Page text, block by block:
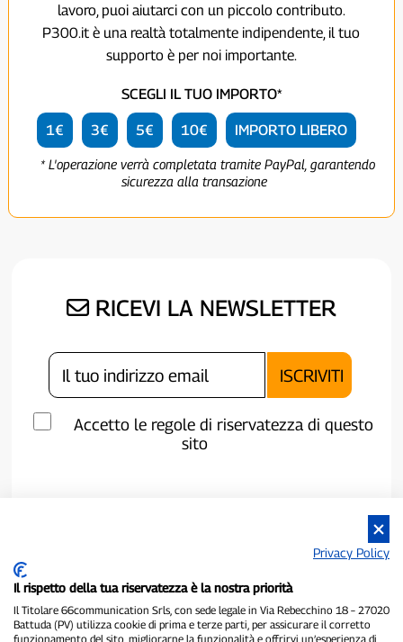
lavoro, puoi aiutarci con un piccolo contributo.
P300.it è una realtà totalmente indipendente, il tuo
supporto è per noi importante.
SCEGLI IL TUO IMPORTO*
1€ 3€ 5€ 10€ IMPORTO LIBERO
* L'operazione verrà completata tramite PayPal, garantendo
sicurezza alla transazione
RICEVI LA NEWSLETTER
Accetto le regole di riservatezza di questo
sito
Privacy Policy
Il rispetto della tua riservatezza è la nostra priorità
Il Titolare 66communication Srls, con sede legale in Via Rebecchino 18 – 27020
Battuda (PV) utilizza cookie di prima e terze parti, per assicurare il corretto
funzionamento del sito, migliorarne la funzionalità e offrirvi un’esperienza di